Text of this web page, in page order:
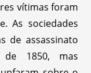
vítimas foram
As sociedades
de assassinato
1850, mas